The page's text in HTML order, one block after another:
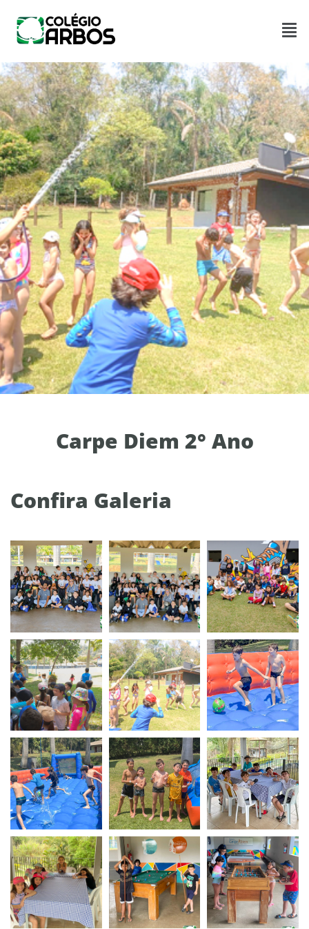
Carpe Diem 2° Ano
Confira Galeria